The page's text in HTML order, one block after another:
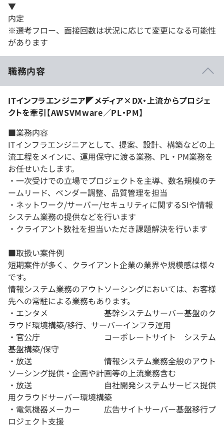
▼
内定
※選考フロー、面接回数は状況に応じて変更になる可能性
があります
職務内容
ITインフラエンジニア◤メディア×DX・上流からプロジェ
クトを牽引【AWSVMware／PL・PM】
■業務内容
ITインフラエンジニアとして、提案、設計、構築などの上
流工程をメインに、運用保守に渡る業務、PL・PM業務を
お任せいたします。
・一次受けでの立場でプロジェクトを主導、数名規模のチ
ームリード、ベンダー調整、品質管理を担当
・ネットワーク/サーバー/セキュリティに関するSIや情報
システム業務の提供などを行います
・クライアント数社を担当いただき課題解決を行います
■取扱い案件例
短期案件が多く、クライアント企業の業界や規模感は様々
です。
情報システム業務のアウトソーシングにおいては、お客様
先への常駐による業務もあります。
・エンタメ 基幹システムサーバー基盤のク
ラウド環境構築/移行、サーバーインフラ運用
・官公庁 コーポレートサイト システム
基盤構築/保守
・放送 情報システム業務全般のアウト
ソーシング提供・企画や計画等の上流業務含む
・放送 自社開発システムサービス提供
用クラウドサーバー環境構築
・電気機器メーカー 広告サイトサーバー基盤移行プ
ロジェクト支援